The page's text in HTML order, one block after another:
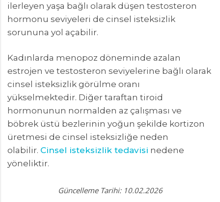
ilerleyen yaşa bağlı olarak düşen testosteron
hormonu seviyeleri de cinsel isteksizlik
sorununa yol açabilir.
Kadınlarda menopoz döneminde azalan
estrojen ve testosteron seviyelerine bağlı olarak
cinsel isteksizlik görülme oranı
yükselmektedir. Diğer taraftan tiroid
hormonunun normalden az çalışması ve
böbrek üstü bezlerinin yoğun şekilde kortizon
üretmesi de cinsel isteksizliğe neden
olabilir. Cinsel isteksizlik tedavisi nedene
yöneliktir.
Güncelleme Tarihi: 10.02.2026